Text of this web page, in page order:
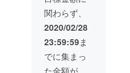
いたし
ます
せん）
※複数の
ご支援
をいた
だいた
場合、
リター
ださい
※お届け
先のお
は、本
名を入
力して
込）
➡
9,000円
（税・
送料
込） ※
画像は
け詰め
込んだ
小瓶を
１個お
届けし
ます。
宝石の
関わらず、
2020/02/28
23:59:59ま
でに集まっ
た金額が